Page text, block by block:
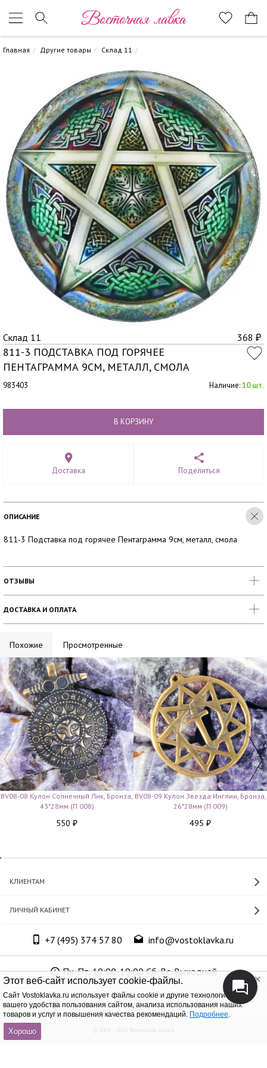
Этот веб-сайт использует cookie-файлы.
Cайт Vostoklavka.ru использует файлы cookie и другие технологии для
вашего удобства пользования сайтом, анализа использования наших
товаров и услуг и повышения качества рекомендаций. Подробнее.
Хорошо
Восточная лавка
Главная Другие товары Склад 11
Склад 11 368 ₽
811-3 ПОДСТАВКА ПОД ГОРЯЧЕЕ
ПЕНТАГРАММА 9СМ, МЕТАЛЛ, СМОЛА
983403 Наличие:10 шт.
В КОРЗИНУ
Доставка Поделиться
ОПИСАНИЕ
811-3 Подставка под горячее Пентаграмма 9см, металл, смола
ОТЗЫВЫ
ДОСТАВКА И ОПЛАТА
Похожие Просмотренные
BV08-08 Кулон Солнечный Лик, Бронза,
43*28мм (П 008)
550 ₽
BV08-09 Кулон Звезда Инглии, Бронза,
26*28мм (П 009)
495 ₽
КЛИЕНТАМ
ЛИЧНЫЙ КАБИНЕТ
+7 (495) 374 57 80 info@vostoklavka.ru
Пн-Пт. 10:00-19:00 Сб-Вс. Выходной
ООО «Юнит Групп», ОГРН 1147746305574